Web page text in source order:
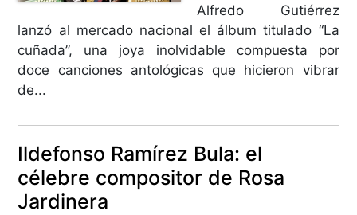
Alfredo Gutiérrez
lanzó al mercado nacional el álbum titulado “La
cuñada”, una joya inolvidable compuesta por
doce canciones antológicas que hicieron vibrar
de...
Ildefonso Ramírez Bula: el
célebre compositor de Rosa
Jardinera